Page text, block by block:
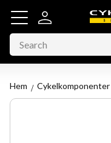
Menu
Hem Cykelkomponenter